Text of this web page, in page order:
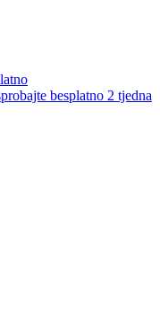
besplatno 2 tjedna